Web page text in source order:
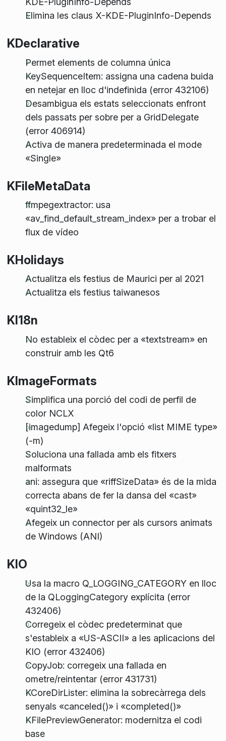
Elimina les claus X-KDE-PluginInfo-Depends
KDeclarative
Permet elements de columna única
KeySequenceItem: assigna una cadena buida
en netejar en lloc d'indefinida (error 432106)
Desambigua els estats seleccionats enfront
dels passats per sobre per a GridDelegate
(error 406914)
Activa de manera predeterminada el mode
«Single»
KFileMetaData
ffmpegextractor: usa
«av_find_default_stream_index» per a trobar el
flux de vídeo
KHolidays
Actualitza els festius de Maurici per al 2021
Actualitza els festius taiwanesos
KI18n
No estableix el còdec per a «textstream» en
construir amb les Qt6
KImageFormats
Simplifica una porció del codi de perfil de
color NCLX
[imagedump] Afegeix l'opció «list MIME type»
(-m)
Soluciona una fallada amb els fitxers
malformats
ani: assegura que «riffSizeData» és de la mida
correcta abans de fer la dansa del «cast»
«quint32_le»
Afegeix un connector per als cursors animats
de Windows (ANI)
KIO
Usa la macro Q_LOGGING_CATEGORY en lloc
de la QLoggingCategory explícita (error
432406)
Corregeix el còdec predeterminat que
s'estableix a «US-ASCII» a les aplicacions del
KIO (error 432406)
CopyJob: corregeix una fallada en
ometre/reintentar (error 431731)
KCoreDirLister: elimina la sobrecàrrega dels
senyals «canceled()» i «completed()»
KFilePreviewGenerator: modernitza el codi
base